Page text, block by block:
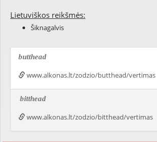
Lietuviškos reikšmės:
Šiknagalvis
butthead
www.alkonas.lt/zodzio/butthead/vertimas
bitthead
www.alkonas.lt/zodzio/bitthead/vertimas